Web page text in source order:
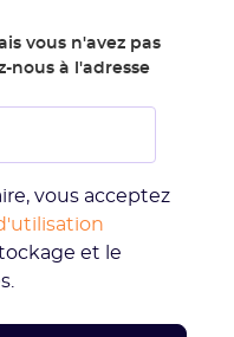
vous n'avez pas
nous à l'adresse
vous acceptez
et le